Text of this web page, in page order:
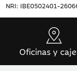
NRI: IBE0502401-
Oficinas y